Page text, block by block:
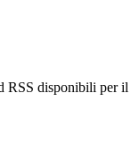
RSS disponibili per il